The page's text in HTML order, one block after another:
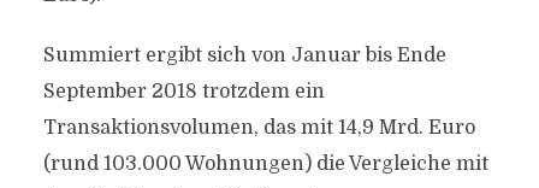
Summiert ergibt sich von Januar bis Ende
September 2018 trotzdem ein
Transaktionsvolumen, das mit 14,9 Mrd. Euro
(rund 103.000 Wohnungen) die Vergleiche mit